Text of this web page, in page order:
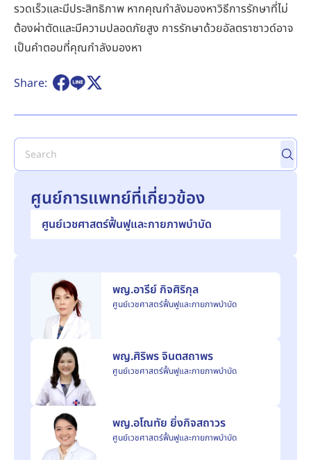
รวดเร็วและมีประสิทธิภาพ หากคุณกำลังมองหาวิธีการรักษาที่ไม่
ต้องผ่าตัดและมีความปลอดภัยสูง การรักษาด้วยอัลตราซาวด์อาจ
เป็นคำตอบที่คุณกำลังมองหา
Share:
ศูนย์การแพทย์ที่เกี่ยวข้อง
ศูนย์เวชศาสตร์ฟื้นฟูและกายภาพบำบัด
พญ.อารีย์ กิจศิริกุล
ศูนย์เวชศาสตร์ฟื้นฟูและกายภาพบำบัด
พญ.ศิริพร จินตสถาพร
ศูนย์เวชศาสตร์ฟื้นฟูและกายภาพบำบัด
พญ.อโณทัย ยิ่งกิจสถาวร
ศูนย์เวชศาสตร์ฟื้นฟูและกายภาพบำบัด